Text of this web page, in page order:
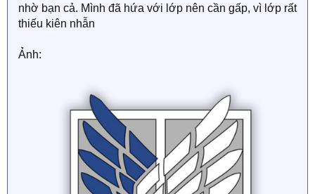
Tác phẩm:
chút miêu tả để dễ dàng tìm kiếm ảnh đạt yêu cầu)
Dòng text phụ:(nếu có)
Một số yêu cầu khác:(nếu cần)
Ngoài des bìa truyện, chúng mình còn nhận tất cả các
nhờ bạn cả. Mình đã hứa với lớp nên cần gấp, vì lớp rất
thiếu kiên nhẫn
Ảnh: